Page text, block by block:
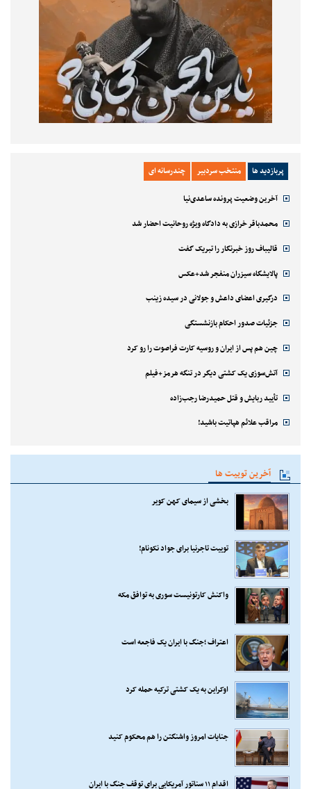
پربازدید ها منتخب سردبیر چندرسانه ای
آخرین وضعیت پرونده ساعدی‌نیا
محمدباقر خرازی به دادگاه ویژه روحانیت احضار شد
قالیباف روز خبرنگار را تبریک گفت
پالایشگاه سیزران منفجر شد+عکس
درگیری اعضای داعش و جولانی در سیده زینب
جزئیات صدور احکام بازنشستگی
چین هم پس از ایران و روسیه کارت فراصوت را رو کرد
آتش‌سوزی یک کشتی دیگر در تنگه هرمز+فیلم
تأیید ربایش و قتل حمیدرضا رجب‌زاده
مراقب علائم هپاتیت باشید!
آخرین توییت ها
بخشی از سیمای کهن کویر
توییت تاجرنیا برای جواد نکونام!
واکنش کارتونیست سوری به توافق مکه
اعتراف ؛جنگ با ایران یک فاجعه است
اوکراین به یک کشتی ترکیه حمله کرد
جنایات امروز واشنگتن را هم محکوم کنید
اقدام ۱۱ سناتور آمریکایی برای توقف جنگ با ایران